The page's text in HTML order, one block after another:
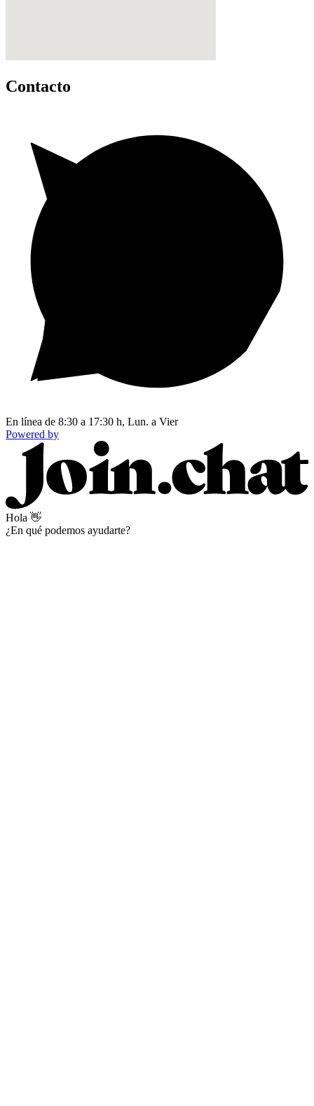
Contacto
En línea de 8:30 a 17:30 h, Lun. a Vier
Powered by
Hola 👋
¿En qué podemos ayudarte?